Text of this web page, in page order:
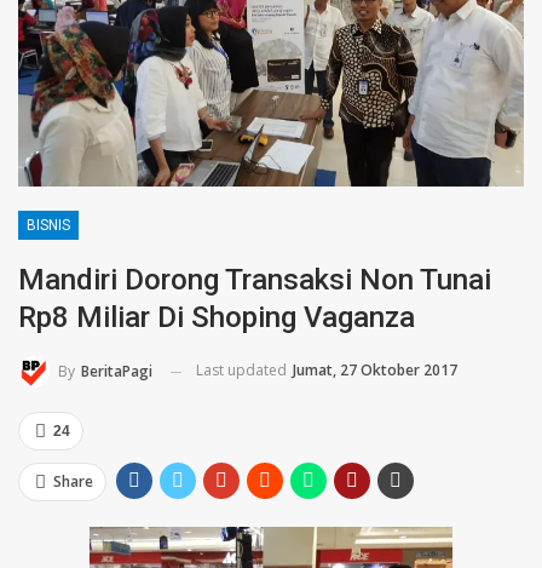
BISNIS
Mandiri Dorong Transaksi Non Tunai
Rp8 Miliar Di Shoping Vaganza
By BeritaPagi Last updated Jumat, 27 Oktober 2017
24
Share